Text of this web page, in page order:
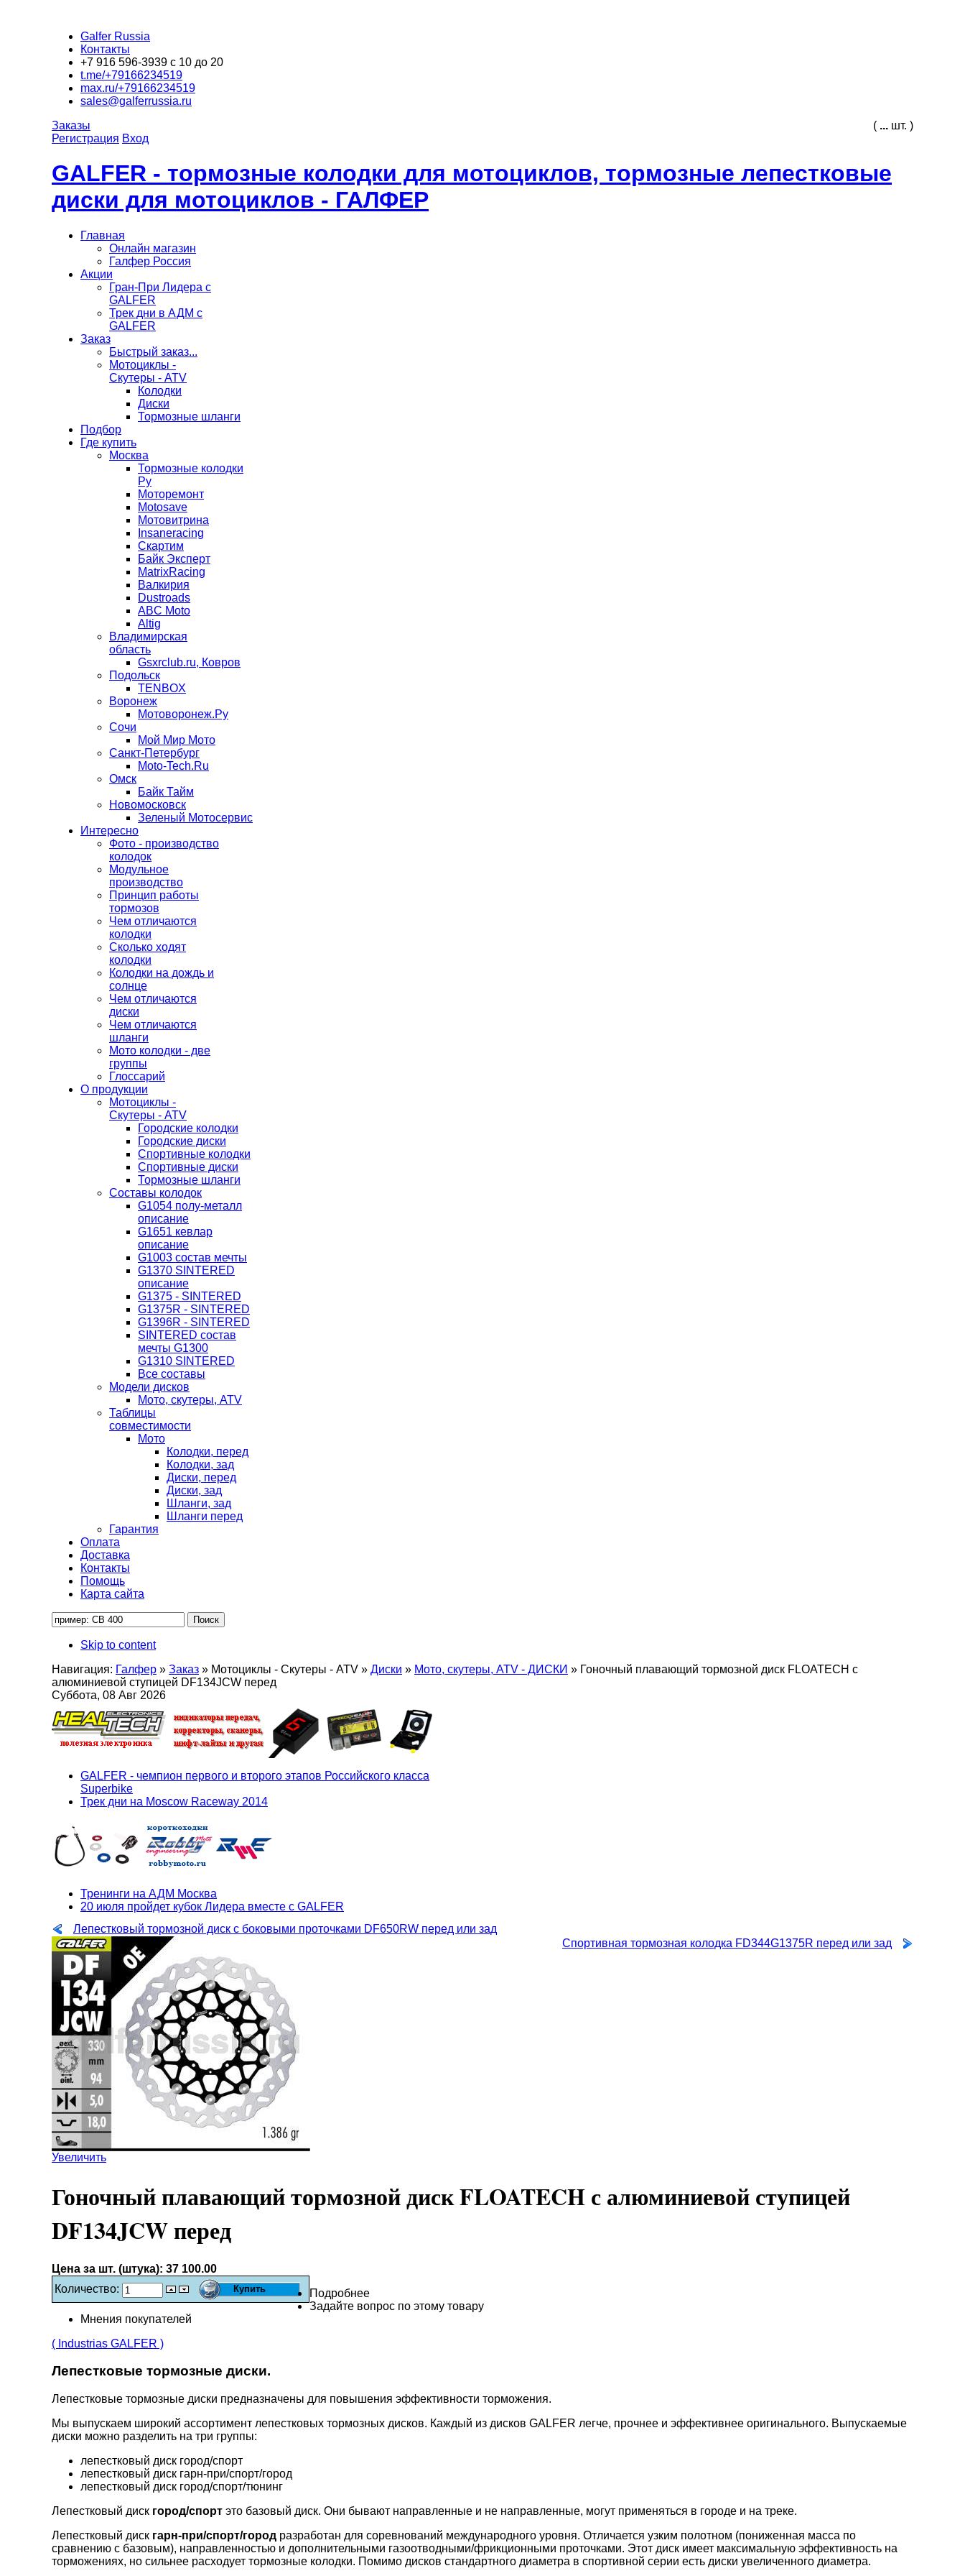
Galfer Russia
Контакты
+7 916 596-3939 с 10 до 20
t.me/+79166234519
max.ru/+79166234519
sales@galferrussia.ru
( ... шт. )
Заказы
Регистрация Вход
GALFER - тормозные колодки для мотоциклов, тормозные лепестковые
диски для мотоциклов - ГАЛФЕР
Главная
Онлайн магазин
Галфер Россия
Акции
Гран-При Лидера c
GALFER
Трек дни в АДМ с
GALFER
Заказ
Быстрый заказ...
Мотоциклы -
Скутеры - ATV
Колодки
Диски
Тормозные шланги
Подбор
Где купить
Москва
Тормозные колодки
Ру
Моторемонт
Motosave
Мотовитрина
Insaneracing
Скартим
Байк Эксперт
MatrixRacing
Валкирия
Dustroads
ABC Moto
Altig
Владимирская
область
Gsxrclub.ru, Ковров
Подольск
TENBOX
Воронеж
Мотоворонеж.Ру
Сочи
Мой Мир Мото
Санкт-Петербург
Moto-Tech.Ru
Омск
Байк Тайм
Новомосковск
Зеленый Мотосервис
Интересно
Фото - производство
колодок
Модульное
производство
Принцип работы
тормозов
Чем отличаются
колодки
Сколько ходят
колодки
Колодки на дождь и
солнце
Чем отличаются
диски
Чем отличаются
шланги
Мото колодки - две
группы
Глоссарий
О продукции
Мотоциклы -
Скутеры - ATV
Городские колодки
Городские диски
Спортивные колодки
Спортивные диски
Тормозные шланги
Составы колодок
G1054 полу-металл
описание
G1651 кевлар
описание
G1003 состав мечты
G1370 SINTERED
описание
G1375 - SINTERED
G1375R - SINTERED
G1396R - SINTERED
SINTERED состав
мечты G1300
G1310 SINTERED
Все составы
Модели дисков
Мото, скутеры, ATV
Таблицы
совместимости
Мото
Колодки, перед
Колодки, зад
Диски, перед
Диски, зад
Шланги, зад
Шланги перед
Гарантия
Оплата
Доставка
Контакты
Помощь
Карта сайта
Skip to content
Навигация: Галфер » Заказ » Мотоциклы - Скутеры - ATV » Диски » Мото, скутеры, ATV - ДИСКИ » Гоночный плавающий тормозной диск FLOATECH с
алюминиевой ступицей DF134JCW перед
Суббота, 08 Авг 2026
GALFER - чемпион первого и второго этапов Российского класса
Superbike
Трек дни на Moscow Raceway 2014
Тренинги на АДМ Москва
20 июля пройдет кубок Лидера вместе с GALFER
Лепестковый тормозной диск с боковыми проточками DF650RW перед или зад
Спортивная тормозная колодка FD344G1375R перед или зад
Увеличить
Гоночный плавающий тормозной диск FLOATECH с алюминиевой ступицей
DF134JCW перед
Цена за шт. (штука): 37 100.00
Количество:
Подробнее
Задайте вопрос по этому товару
Мнения покупателей
( Industrias GALFER )
Лепестковые тормозные диски.
Лепестковые тормозные диски предназначены для повышения эффективности торможения.
Мы выпускаем широкий ассортимент лепестковых тормозных дисков. Каждый из дисков GALFER легче, прочнее и эффективнее оригинального. Выпускаемые
диски можно разделить на три группы:
лепестковый диск город/спорт
лепестковый диск гарн-при/спорт/город
лепестковый диск город/спорт/тюнинг
Лепестковый диск город/спорт это базовый диск. Они бывают направленные и не направленные, могут применяться в городе и на треке.
Лепестковый диск гарн-при/спорт/город разработан для соревнований международного уровня. Отличается узким полотном (пониженная масса по
сравнению с базовым), направленностью и дополнительными газоотводными/фрикционными проточками. Этот диск имеет максимальную эффективность на
торможениях, но сильнее расходует тормозные колодки. Помимо дисков стандартного диаметра в спортивной серии есть диски увеличенного диаметра.